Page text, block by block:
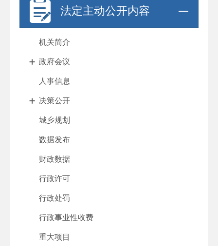
法定主动公开内容
机关简介
政府会议
人事信息
决策公开
城乡规划
数据发布
财政数据
行政许可
行政处罚
行政事业性收费
重大项目